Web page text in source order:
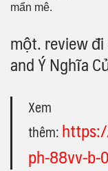
mẩn mê.
một. review
and Ý Nghĩa
Xem
thêm:
ph-88vv-b-